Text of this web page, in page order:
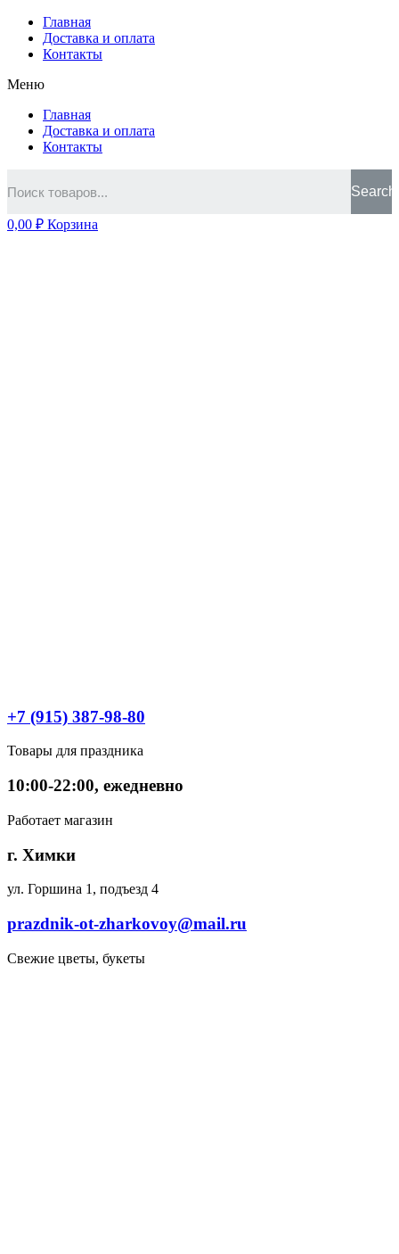
Главная
Доставка и оплата
Контакты
Меню
Главная
Доставка и оплата
Контакты
Search
0,00 ₽ Корзина
+7 (915) 387-98-80
Товары для праздника
10:00-22:00, ежедневно
Работает магазин
г. Химки
ул. Горшина 1, подъезд 4
prazdnik-ot-zharkovoy@mail.ru
Свежие цветы, букеты